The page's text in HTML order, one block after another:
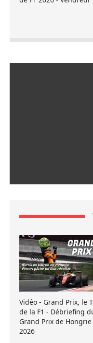
Vidéo - Grand Prix, le
de la F1 - Débriefing
Grand Prix de Hongrie
2026